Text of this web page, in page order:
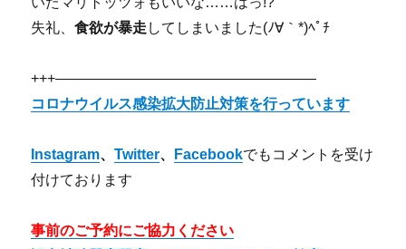
失礼、食欲が暴走 してしまいました(ﾉ∀｀*)ﾍﾟﾁ
+++——————————————————
コロナウイルス感染拡大防止対策を行っています
Instagram、Twitter、 Facebookでもコメントを受け
付けております
事前のご予約にご協力ください